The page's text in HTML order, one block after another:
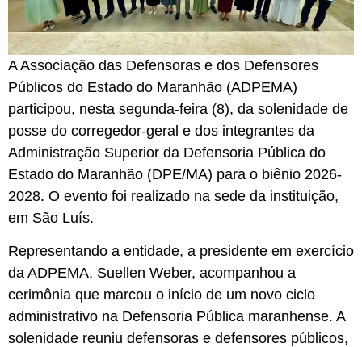
A Associação das Defensoras e dos Defensores
Públicos do Estado do Maranhão (ADPEMA)
participou, nesta segunda-feira (8), da solenidade de
posse do corregedor-geral e dos integrantes da
Administração Superior da Defensoria Pública do
Estado do Maranhão (DPE/MA) para o biênio 2026-
2028. O evento foi realizado na sede da instituição,
em São Luís.
Representando a entidade, a presidente em exercício
da ADPEMA, Suellen Weber, acompanhou a
cerimônia que marcou o início de um novo ciclo
administrativo na Defensoria Pública maranhense. A
solenidade reuniu defensoras e defensores públicos,